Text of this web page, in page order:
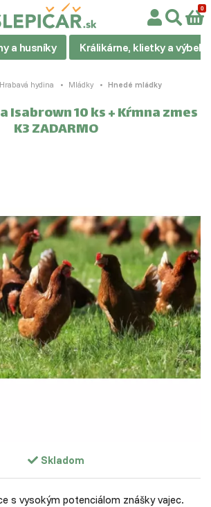
a husníky Králikárne, klietky a výbehy
Hrabavá hydina Mládky Hnedé mládky
Isabrown 10 ks + Kŕmna zmes
K3 ZADARMO
Skladom
s vysokým potenciálom znášky vajec.